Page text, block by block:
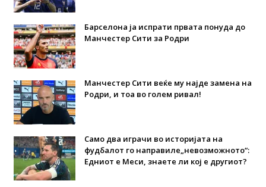
Барселона ја испрати првата понуда до
Манчестер Сити за Родри
Манчестер Сити веќе му најде замена на
Родри, и тоа во голем ривал!
Само два играчи во историјата на
фудбалот го направиле„невозможното“:
Едниот е Меси, знаете ли кој е другиот?